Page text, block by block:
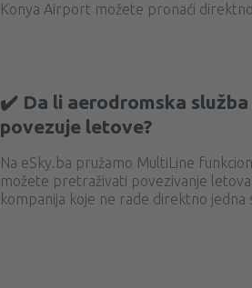
Konya Airport možete pronaći
✔️ Da li aerodromska
povezuje letove?
Na eSky.ba pružamo MultiLine
možete pretraživati ​​povezivanje letova
kompanija koje ne rade direktno jedna